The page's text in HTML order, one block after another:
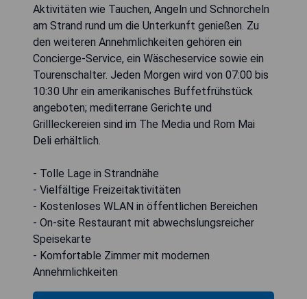
Aktivitäten wie Tauchen, Angeln und Schnorcheln
am Strand rund um die Unterkunft genießen. Zu
den weiteren Annehmlichkeiten gehören ein
Concierge-Service, ein Wäscheservice sowie ein
Tourenschalter. Jeden Morgen wird von 07:00 bis
10:30 Uhr ein amerikanisches Buffetfrühstück
angeboten; mediterrane Gerichte und
Grillleckereien sind im The Media und Rom Mai
Deli erhältlich.
- Tolle Lage in Strandnähe
- Vielfältige Freizeitaktivitäten
- Kostenloses WLAN in öffentlichen Bereichen
- On-site Restaurant mit abwechslungsreicher
Speisekarte
- Komfortable Zimmer mit modernen
Annehmlichkeiten